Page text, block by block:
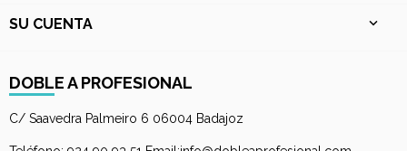
SU CUENTA 
DOBLE A PROFESIONAL
C/ Saavedra Palmeiro 6 06004 Badajoz